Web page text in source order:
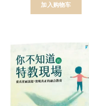
加入购物车